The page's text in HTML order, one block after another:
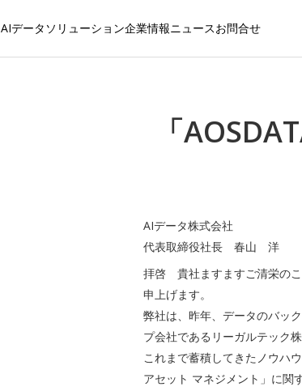
AIデータソリューション企業情報ニュースお問合せ
「
AIデータ株式会社
代表取締役社長 春山 洋
拝啓 貴社ますますご清栄の
申上げます。
弊社は、昨年、データのバッ
プ会社であるリーガルテック
これまで蓄積してきたノウハ
アセット マネジメント」に関